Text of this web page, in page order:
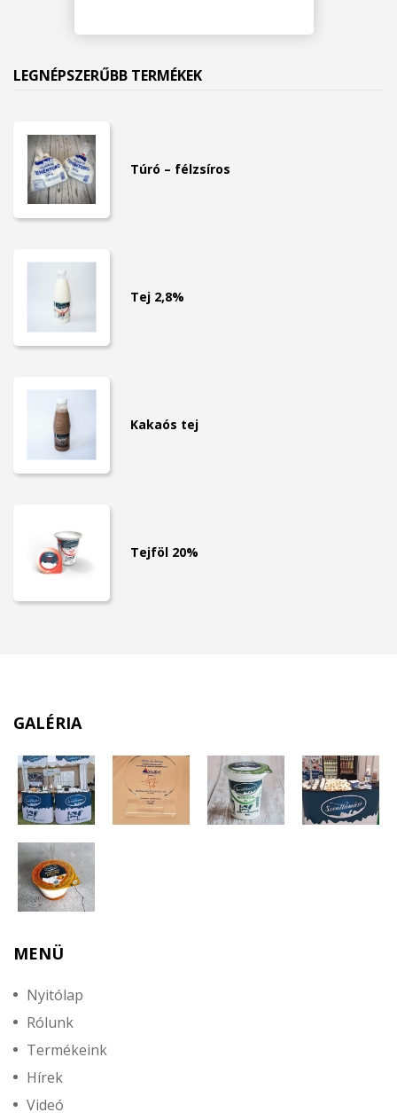
LEGNÉPSZERŰBB TERMÉKEK
Túró – félzsíros
Tej 2,8%
Kakaós tej
Tejföl 20%
GALÉRIA
MENÜ
Nyitólap
Rólunk
Termékeink
Hírek
Videó